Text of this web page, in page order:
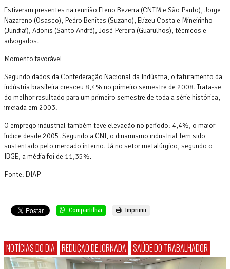
Estiveram presentes na reunião Eleno Bezerra (CNTM e São Paulo), Jorge
Nazareno (Osasco), Pedro Benites (Suzano), Elizeu Costa e Mineirinho
(Jundiaí), Adonis (Santo André), José Pereira (Guarulhos), técnicos e
advogados.
Momento favorável
Segundo dados da Confederação Nacional da Indústria, o faturamento da
indústria brasileira cresceu 8,4% no primeiro semestre de 2008. Trata-se
do melhor resultado para um primeiro semestre de toda a série histórica,
iniciada em 2003.
O emprego industrial também teve elevação no período: 4,4%, o maior
índice desde 2005. Segundo a CNI, o dinamismo industrial tem sido
sustentado pelo mercado interno. Já no setor metalúrgico, segundo o
IBGE, a média foi de 11,35%.
Fonte: DIAP
Compartilhar Imprimir
NOTÍCIAS DO DIA REDUÇÃO DE JORNADA SAÚDE DO TRABALHADOR